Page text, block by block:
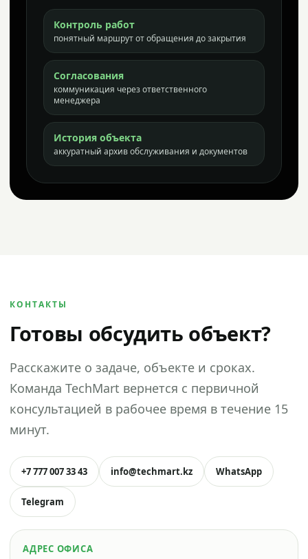
Контроль работ
понятный маршрут от обращения до закрытия
Согласования
коммуникация через ответственного
менеджера
История объекта
аккуратный архив обслуживания и документов
КОНТАКТЫ
Готовы обсудить объект?
Расскажите о задаче, объекте и сроках.
Команда TechMart вернется с первичной
консультацией в рабочее время в течение 15
минут.
+7 777 007 33 43 info@techmart.kz WhatsApp
Telegram
АДРЕС ОФИСА